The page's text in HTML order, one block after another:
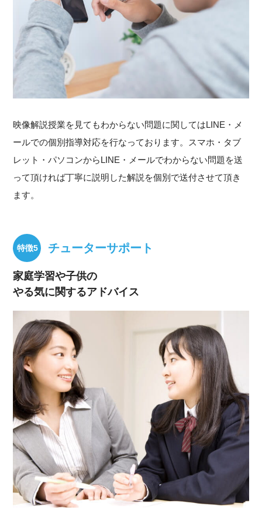
映像解説授業を見てもわからない問題に関してはLINE・メ
ールでの個別指導対応を行なっております。スマホ・タブ
レット・パソコンからLINE・メールでわからない問題を送
って頂ければ丁寧に説明した解説を個別で送付させて頂き
ます。
チューターサポート
家庭学習や子供の
やる気に関するアドバイス